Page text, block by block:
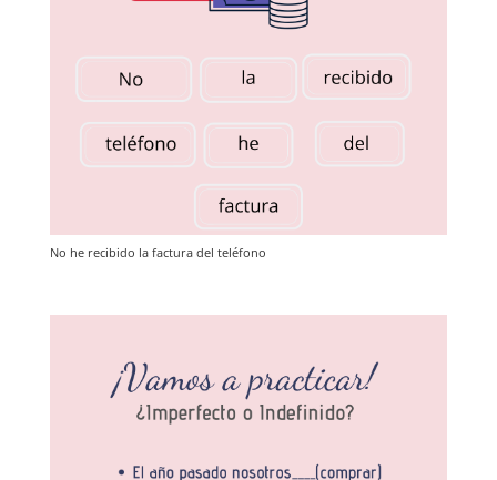
No he recibido la factura del teléfono